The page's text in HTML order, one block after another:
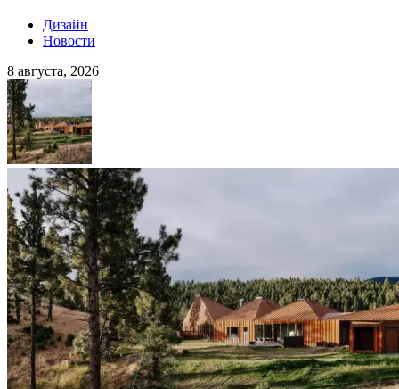
Дизайн
Новости
8 августа, 2026